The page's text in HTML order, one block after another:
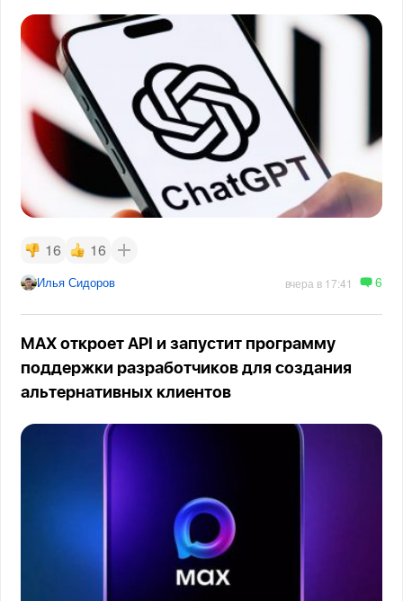
16 16
Илья Сидоров вчера в 17:41 6
MAX откроет API и запустит программу
поддержки разработчиков для создания
альтернативных клиентов